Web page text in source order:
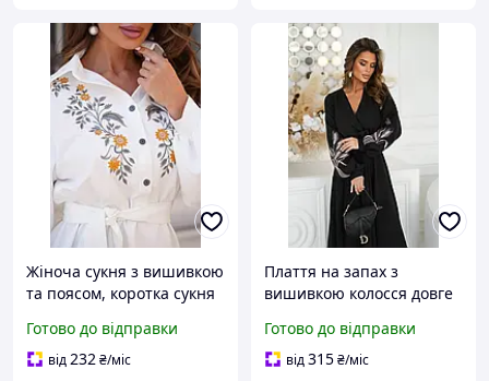
Жіноча сукня з вишивкою
та поясом, коротка сукня
довгим рукавом, святкова
та повсякденна S-XL, арт
Готово до відправки
від232₴/міс
Плаття на запах з
вишивкою колосся довге
Готово до відправки
від315₴/міс